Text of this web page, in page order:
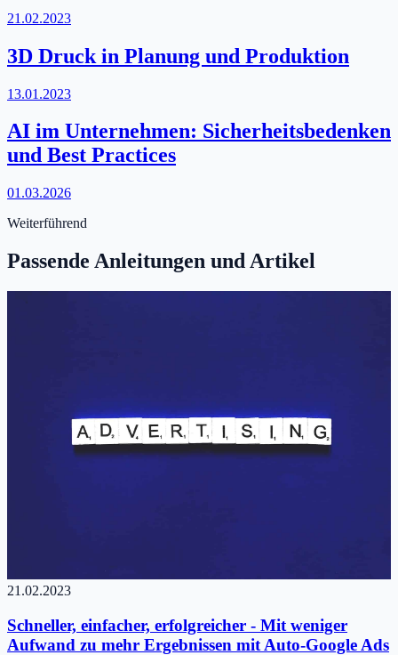
21.02.2023
3D Druck in Planung und Produktion
13.01.2023
AI im Unternehmen: Sicherheitsbedenken
und Best Practices
01.03.2026
Weiterführend
Passende Anleitungen und Artikel
21.02.2023
Schneller, einfacher, erfolgreicher - Mit weniger
Aufwand zu mehr Ergebnissen mit Auto-Google Ads